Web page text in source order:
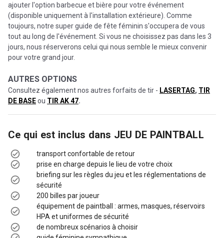
ajouter l'option barbecue et bière pour votre événement
(disponible uniquement à l'installation extérieure). Comme
toujours, notre super guide de fête féminin s'occupera de vous
tout au long de l'événement. Si vous ne choisissez pas dans les 3
jours, nous réserverons celui qui nous semble le mieux convenir
pour votre grand jour.
AUTRES OPTIONS
Consultez également nos autres forfaits de tir - LASERTAG, TIR
DE BASEou TIR AK 47.
Ce qui est inclus dans JEU DE PAINTBALL
transport confortable de retour
prise en charge depuis le lieu de votre choix
briefing sur les règles du jeu et les réglementations de
sécurité
200 billes par joueur
équipement de paintball : armes, masques, réservoirs
HPA et uniformes de sécurité
de nombreux scénarios à choisir